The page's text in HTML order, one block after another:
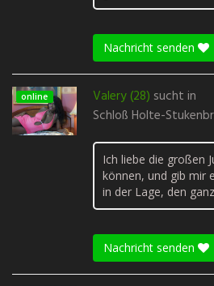
Nachricht senden
online Valery (28) sucht in
Schloß Holte-
Ich liebe die großen
können, und gib mir
in der Lage, den
Nachricht senden